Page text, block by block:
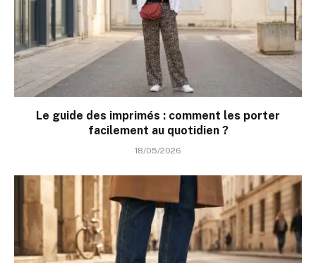
Le guide des imprimés : comment les porter
facilement au quotidien ?
18/05/2026